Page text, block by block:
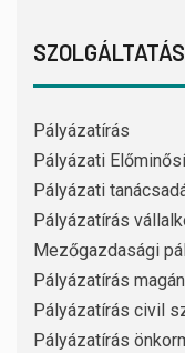
Pályázatírás
Pályázati
Pályázati
Pályázatírás
Mezőgazdasági
Pályázatírás
Pályázatírás civil
Pályázatírás